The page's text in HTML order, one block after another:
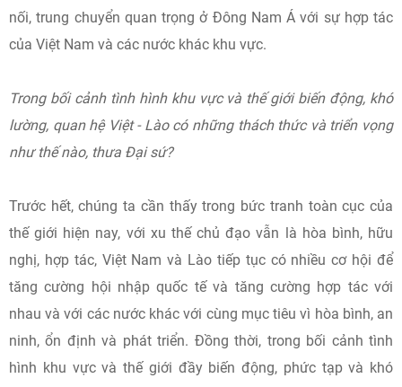
nối, trung chuyển quan trọng ở Đông Nam Á với sự hợp tác
của Việt Nam và các nước khác khu vực.
Trong bối cảnh tình hình khu vực và thế giới biến động, khó
lường, quan hệ Việt - Lào có những thách thức và triển vọng
như thế nào, thưa Đại sứ?
Trước hết, chúng ta cần thấy trong bức tranh toàn cục của
thế giới hiện nay, với xu thế chủ đạo vẫn là hòa bình, hữu
nghị, hợp tác, Việt Nam và Lào tiếp tục có nhiều cơ hội để
tăng cường hội nhập quốc tế và tăng cường hợp tác với
nhau và với các nước khác với cùng mục tiêu vì hòa bình, an
ninh, ổn định và phát triển. Đồng thời, trong bối cảnh tình
hình khu vực và thế giới đầy biến động, phức tạp và khó